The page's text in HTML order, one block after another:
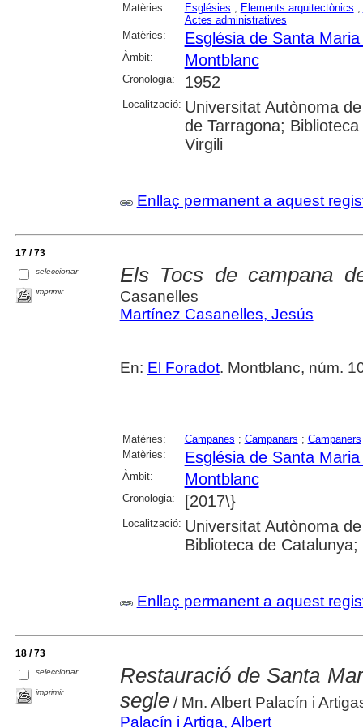
Matèries: Esglésies ; Elements arquitectònics ;
Actes administratives
Matèries:
Església de Santa
Àmbit: Montblanc
Cronologia: 1952
Localització: Universitat Autònoma
de Tarragona;
Virgili
Enllaç permanent a aquest
17 / 73
seleccionar
imprimir
Els Tocs de campana
Casanelles
Martínez Casanelles, Jesús
En: El Foradot. Montblanc, núm.
Matèries: Campanes ; Campanars ; Campaners
Matèries:
Església de Santa
Àmbit: Montblanc
Cronologia: [2017\}
Localització: Universitat Autònoma
Biblioteca de
Enllaç permanent a aquest
18 / 73
seleccionar
imprimir
Restauració de Santa
segle/ Mn. Albert Palacín i
Palacín i Artiga, Albert